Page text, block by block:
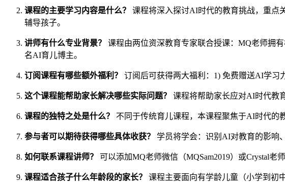
课程的主要学习内容是什么？
课程将深入探讨AI时代的教育挑战，重点
辅导孩子。
讲师有什么专业背景？
课程由两位资深教育专家联合授课：MQ老师拥
名AI育儿博主。
订阅课程有哪些额外福利？ 订阅后可获得两大福利：1) 免费赠送AI学习
这个课程能帮助家长解决哪些实际问题？ 课程将帮助家长应对AI时代教
课程的独特之处是什么？ 不同于传统育儿课程，本课程聚焦于AI时代的
参与者可以期待获得哪些具体收获？ 学员将学会：识别AI对教育的影响
如何联系课程讲师？ 可以添加MQ老师微信（MQSam2019）或Crystal老
课程适合孩子什么年龄段的家长？ 课程主要面向有学龄儿童（小学到初